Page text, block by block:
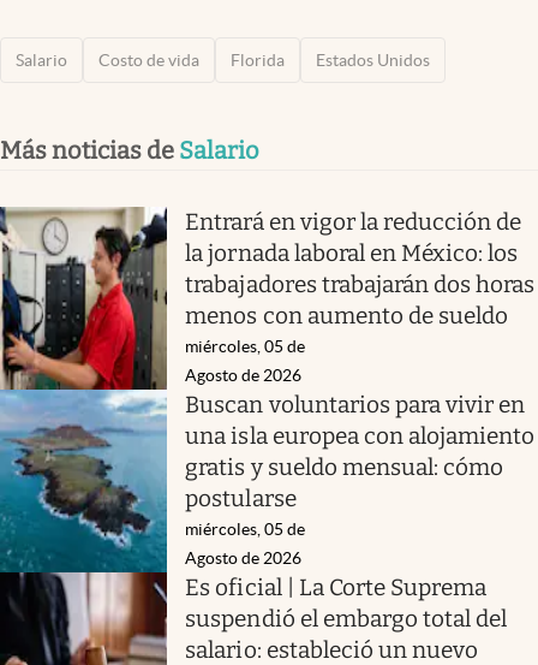
Salario Costo de vida Florida Estados Unidos
Más noticias de Salario
Entrará en vigor la reducción de
la jornada laboral en México: los
trabajadores trabajarán dos horas
menos con aumento de sueldo
miércoles, 05 de
Agosto de 2026
Buscan voluntarios para vivir en
una isla europea con alojamiento
gratis y sueldo mensual: cómo
postularse
miércoles, 05 de
Agosto de 2026
Es oficial | La Corte Suprema
suspendió el embargo total del
salario: estableció un nuevo